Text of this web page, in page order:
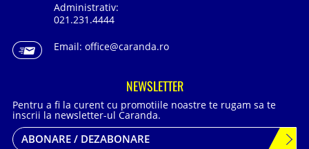
Administrativ:
021.231.4444
Email: office@caranda.ro
NEWSLETTER
Pentru a fi la curent cu promotiile noastre te rugam sa te
inscrii la newsletter-ul Caranda.
ABONARE / DEZABONARE